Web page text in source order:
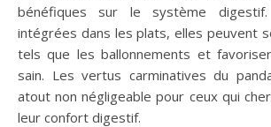
bénéfiques sur le système
intégrées dans les plats, elles peuvent
tels que les ballonnements et
sain. Les vertus carminatives du
atout non négligeable pour ceux qui
leur confort digestif.